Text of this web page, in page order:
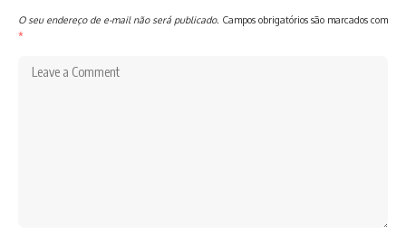
O seu endereço de e-mail não será publicado. Campos obrigatórios são marcados com
*